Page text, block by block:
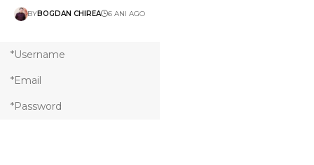
BYBOGDAN CHIREA 6 ANI AGO